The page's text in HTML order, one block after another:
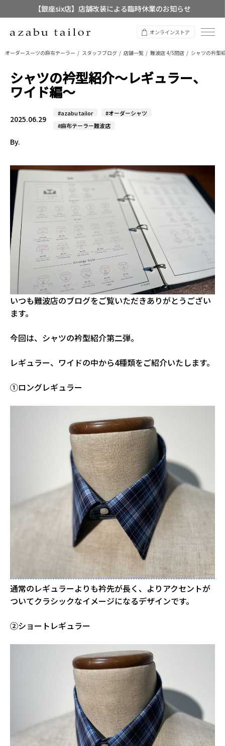
【銀座six店】店舗改装による臨時休業のお知らせ
【店舗限定】レディースオーダースーツ
オンラインストア
オーダースーツの麻布テーラー スタッフブログ 店舗一覧 難波店 4/5閉店 シャツの衿型
シャツの衿型紹介～レギュラー、
ワイド編～
2025.06.29
#azabu tailor
#オーダーシャツ
#麻布テーラー難波店
By.
いつも難波店のブログをご覧いただきありがとうござい
ます。
今回は、シャツの衿型紹介第二弾。
レギュラー、ワイドの中から4種類をご紹介いたします。
①ロングレギュラー
通常のレギュラーよりも衿先が長く、よりアクセントが
ついてクラシックなイメージになるデザインです。
②ショートレギュラー